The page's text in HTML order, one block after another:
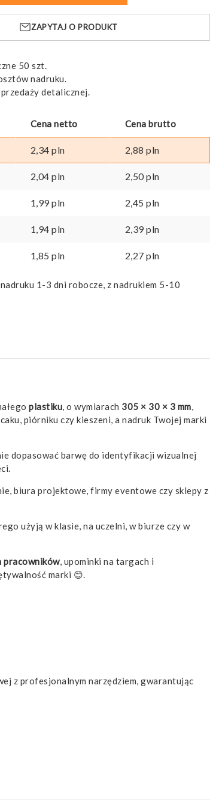
ZAPYTAJ O PRODUKT
50 szt.
nadruku.
detalicznej.
Cena netto Cena brutto
2,34pln 2,88pln
2,04pln 2,50pln
1,99pln 2,45pln
1,94pln 2,39pln
1,85pln 2,27pln
1-3 dni robocze, z nadrukiem 5-10
plastiku, o wymiarach 305 × 30 × 3 mm,
piórniku czy kieszeni, a nadruk Twojej marki
dopasować barwę do identyfikacji wizualnej
biura projektowe, firmy eventowe czy sklepy z
użyją w klasie, na uczelni, w biurze czy w
pracowników, upominki na targach i
marki 😊.
z profesjonalnym narzędziem, gwarantując